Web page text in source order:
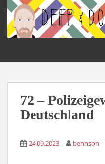
o
72 –
Deutschland
24.09.2023 bennson